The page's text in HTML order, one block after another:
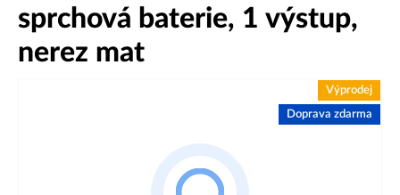
sprchová baterie, 1 výstup,
nerez mat
Výprodej
Doprava zdarma